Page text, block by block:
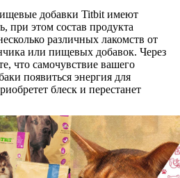
добавки Titbit имеют
при этом состав продукта
различных лакомств от
или пищевых добавок. Через
что самочувствие вашего
появиться энергия для
блеск и перестанет